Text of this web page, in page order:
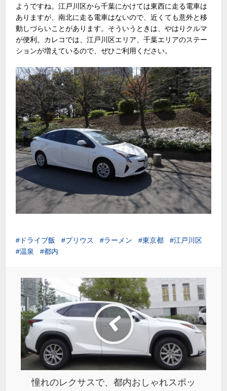
ようですね。江戸川区から千葉にかけては東西に走る電車は
ありますが、南北に走る電車はないので、近くても意外と移
動しづらいことがあります。そういうときは、やはりクルマ
が便利。カレコでは、江戸川区エリア、千葉エリアのステー
ションが増えているので、ぜひご利用ください。
ドライブ飯 プリウス ラーメン 東京都
江戸川区
温泉
都内
憧れのレクサスで、都内おしゃれスポッ